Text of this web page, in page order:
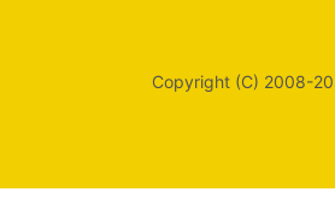
Copyright (C) 2008-